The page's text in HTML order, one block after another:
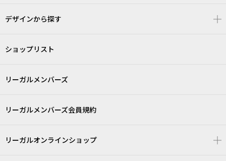
デザインから探す
ショップリスト
リーガルメンバーズ
リーガルメンバーズ会員規約
リーガルオンラインショップ